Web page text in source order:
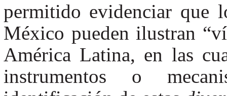
permitido evidenciar que
México pueden ilustran
América Latina, en las
instrumentos o